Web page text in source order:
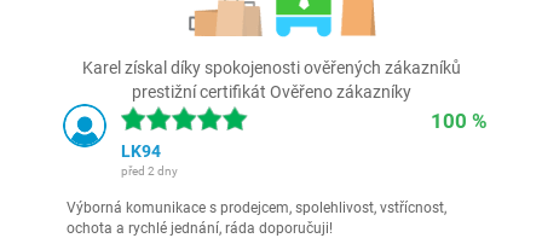
Karel získal díky spokojenosti ověřených zákazníků
prestižní certifikát Ověřeno zákazníky
100 %
LK94
před 2 dny
Výborná komunikace s prodejcem, spolehlivost, vstřícnost,
ochota a rychlé jednání, ráda doporučuji!